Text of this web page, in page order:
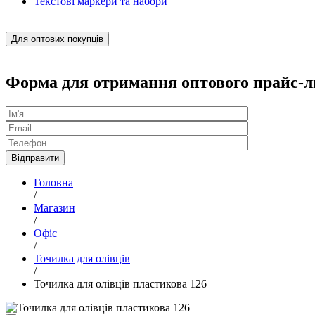
Для оптових покупців
Форма для отримання оптового прайс-
Головна
/
Магазин
/
Офіс
/
Точилка для олівців
/
Точилка для олівців пластикова 126